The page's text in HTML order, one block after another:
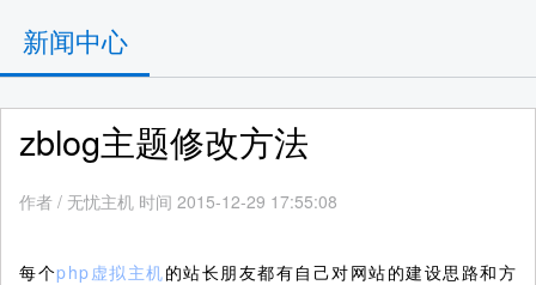
新闻中心
zblog主题修改方法
作者 / 无忧主机 时间 2015-12-29 17:55:08
每个php虚拟主机的站长朋友都有自己对网站的建设思路和方